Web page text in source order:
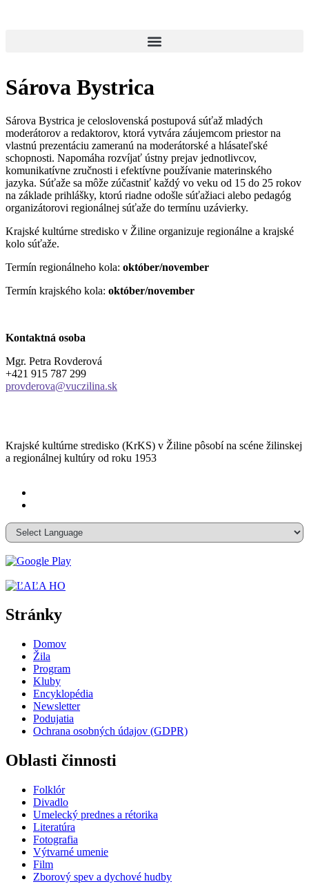
Sárova Bystrica
Sárova Bystrica je celoslovenská postupová súťaž mladých
moderátorov a redaktorov, ktorá vytvára záujemcom priestor na
vlastnú prezentáciu zameranú na moderátorské a hlásateľské
schopnosti. Napomáha rozvíjať ústny prejav jednotlivcov,
komunikatívne zručnosti i efektívne používanie materinského
jazyka. Súťaže sa môže zúčastniť každý vo veku od 15 do 25 rokov
na základe prihlášky, ktorú riadne odošle súťažiaci alebo pedagóg
organizátorovi regionálnej súťaže do termínu uzávierky.
Krajské kultúrne stredisko v Žiline organizuje regionálne a krajské
kolo súťaže.
Termín regionálneho kola: október/november
Termín krajského kola: október/november
Kontaktná osoba
Mgr. Petra Rovderová
+421 915 787 299
provderova@vuczilina.sk
Krajské kultúrne stredisko (KrKS) v Žiline pôsobí na scéne žilinskej
a regionálnej kultúry od roku 1953
Stránky
Domov
Žila
Program
Kluby
Encyklopédia
Newsletter
Podujatia
Ochrana osobných údajov (GDPR)
Oblasti činnosti
Folklór
Divadlo
Umelecký prednes a rétorika
Literatúra
Fotografia
Výtvarné umenie
Film
Zborový spev a dychové hudby